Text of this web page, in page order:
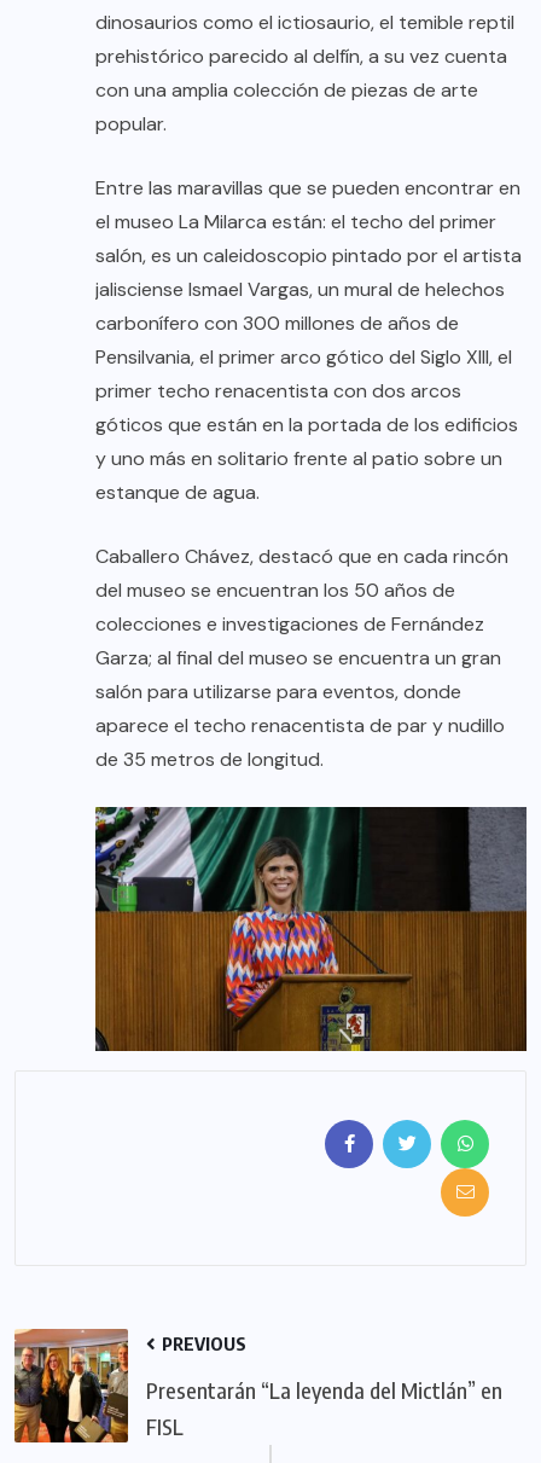
dinosaurios como el ictiosaurio, el temible reptil
prehistórico parecido al delfín, a su vez cuenta
con una amplia colección de piezas de arte
popular.
Entre las maravillas que se pueden encontrar en
el museo La Milarca están: el techo del primer
salón, es un caleidoscopio pintado por el artista
jalisciense Ismael Vargas, un mural de helechos
carbonífero con 300 millones de años de
Pensilvania, el primer arco gótico del Siglo XIII, el
primer techo renacentista con dos arcos
góticos que están en la portada de los edificios
y uno más en solitario frente al patio sobre un
estanque de agua.
Caballero Chávez, destacó que en cada rincón
del museo se encuentran los 50 años de
colecciones e investigaciones de Fernández
Garza; al final del museo se encuentra un gran
salón para utilizarse para eventos, donde
aparece el techo renacentista de par y nudillo
de 35 metros de longitud.
PREVIOUS
Presentarán “La leyenda del Mictlán” en
FISL